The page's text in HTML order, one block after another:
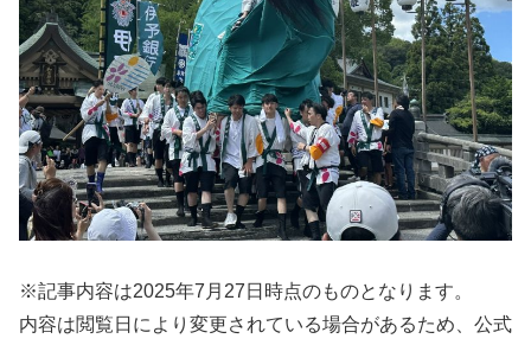
※記事内容は2025年7月27日時点のものとなります。
内容は閲覧日により変更されている場合があるため、公式